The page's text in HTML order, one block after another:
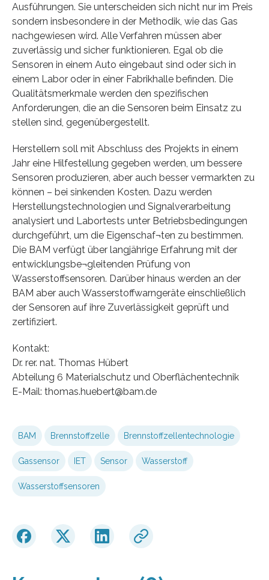
Ausführungen. Sie unterscheiden sich nicht nur im Preis
sondern insbesondere in der Methodik, wie das Gas
nachgewiesen wird. Alle Verfahren müssen aber
zuverlässig und sicher funktionieren. Egal ob die
Sensoren in einem Auto eingebaut sind oder sich in
einem Labor oder in einer Fabrikhalle befinden. Die
Qualitätsmerkmale werden den spezifischen
Anforderungen, die an die Sensoren beim Einsatz zu
stellen sind, gegenübergestellt.
Herstellern soll mit Abschluss des Projekts in einem
Jahr eine Hilfestellung gegeben werden, um bessere
Sensoren produzieren, aber auch besser vermarkten zu
können – bei sinkenden Kosten. Dazu werden
Herstellungstechnologien und Signalverarbeitung
analysiert und Labortests unter Betriebsbedingungen
durchgeführt, um die Eigenschaf¬ten zu bestimmen.
Die BAM verfügt über langjährige Erfahrung mit der
entwicklungsbe¬gleitenden Prüfung von
Wasserstoffsensoren. Darüber hinaus werden an der
BAM aber auch Wasserstoffwarngeräte einschließlich
der Sensoren auf ihre Zuverlässigkeit geprüft und
zertifiziert.
Kontakt:
Dr. rer. nat. Thomas Hübert
Abteilung 6 Materialschutz und Oberflächentechnik
E-Mail: thomas.huebert@bam.de
BAM Brennstoffzelle Brennstoffzellentechnologie
Gassensor IET Sensor Wasserstoff
Wasserstoffsensoren